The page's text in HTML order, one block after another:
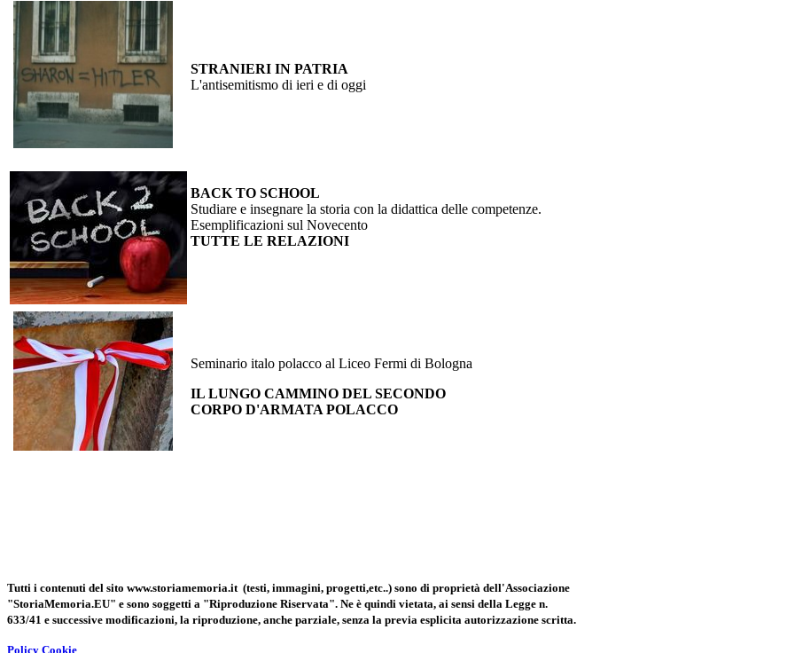
STRANIERI IN PATRIA
L'antisemitismo di ieri e di oggi
BACK TO SCHOOL
Studiare e insegnare la storia con la didattica delle competenze.
Esemplificazioni sul Novecento
TUTTE LE RELAZIONI
Seminario italo polacco al Liceo Fermi di Bologna
IL LUNGO CAMMINO DEL SECONDO
CORPO D'ARMATA POLACCO
Tutti i contenuti del sito www.storiamemoria.it (testi, immagini, progetti,etc..) sono di proprietà dell'Associazione
"StoriaMemoria.EU" e sono soggetti a "Riproduzione Riservata". Ne è quindi vietata, ai sensi della Legge n.
633/41 e successive modificazioni, la riproduzione, anche parziale, senza la previa esplicita autorizzazione scritta.
Policy Cookie